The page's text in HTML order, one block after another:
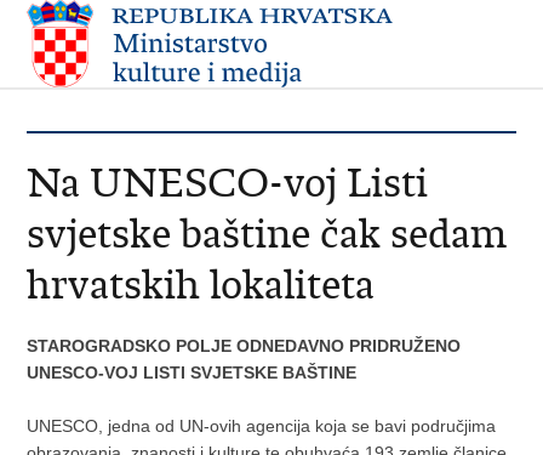
Na UNESCO-voj Listi
svjetske baštine čak sedam
hrvatskih lokaliteta
STAROGRADSKO POLJE ODNEDAVNO PRIDRUŽENO
UNESCO-VOJ LISTI SVJETSKE BAŠTINE
UNESCO, jedna od UN-ovih agencija koja se bavi područjima